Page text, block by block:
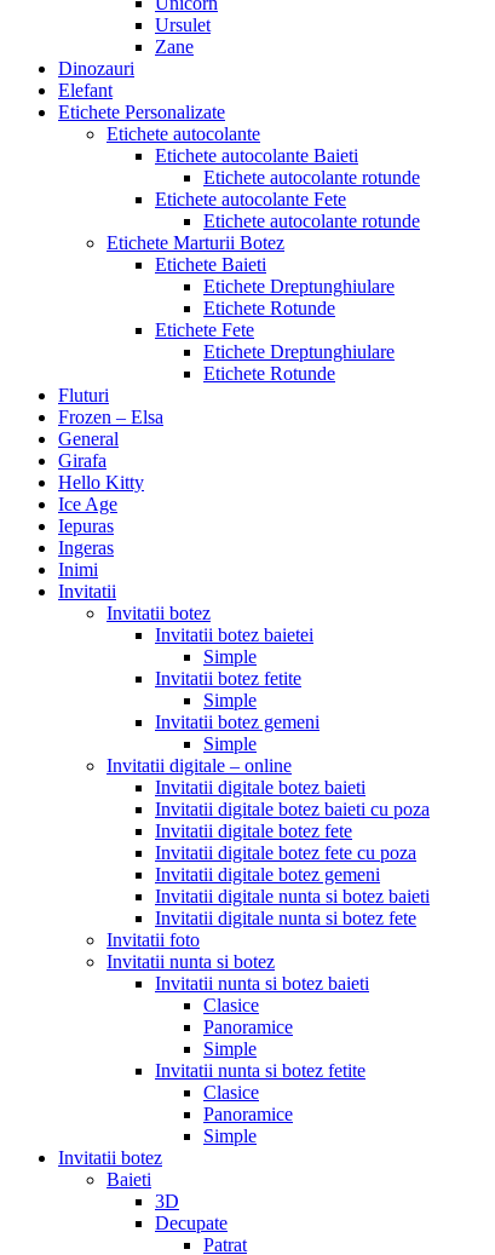
Ursulet
Zane
Dinozauri
Elefant
Etichete Personalizate
Etichete autocolante
Etichete autocolante Baieti
Etichete autocolante rotunde
Etichete autocolante Fete
Etichete autocolante rotunde
Etichete Marturii Botez
Etichete Baieti
Etichete Dreptunghiulare
Etichete Rotunde
Etichete Fete
Etichete Dreptunghiulare
Etichete Rotunde
Fluturi
Frozen – Elsa
General
Girafa
Hello Kitty
Ice Age
Iepuras
Ingeras
Inimi
Invitatii
Invitatii botez
Invitatii botez baietei
Simple
Invitatii botez fetite
Simple
Invitatii botez gemeni
Simple
Invitatii digitale – online
Invitatii digitale botez baieti
Invitatii digitale botez baieti cu poza
Invitatii digitale botez fete
Invitatii digitale botez fete cu poza
Invitatii digitale botez gemeni
Invitatii digitale nunta si botez baieti
Invitatii digitale nunta si botez fete
Invitatii foto
Invitatii nunta si botez
Invitatii nunta si botez baieti
Clasice
Panoramice
Simple
Invitatii nunta si botez fetite
Clasice
Panoramice
Simple
Invitatii botez
Baieti
3D
Decupate
Patrat